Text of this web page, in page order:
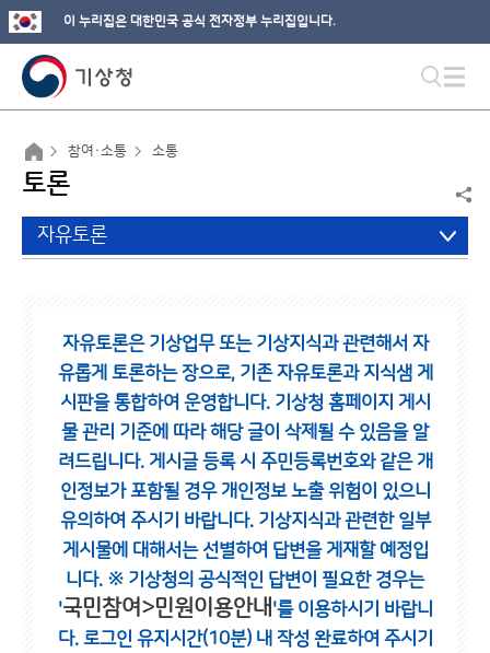
이 누리집은 대한민국 공식 전자정부 누리집입니다.
참여·소통 소통
토론
자유토론
자유토론은 기상업무 또는 기상지식과 관련해서 자
유롭게 토론하는 장으로, 기존 자유토론과 지식샘 게
시판을 통합하여 운영합니다. 기상청 홈페이지 게시
물 관리 기준에 따라 해당 글이 삭제될 수 있음을 알
려드립니다. 게시글 등록 시 주민등록번호와 같은 개
인정보가 포함될 경우 개인정보 노출 위험이 있으니
유의하여 주시기 바랍니다. 기상지식과 관련한 일부
게시물에 대해서는 선별하여 답변을 게재할 예정입
니다. ※ 기상청의 공식적인 답변이 필요한 경우는
'국민참여>민원이용안내 '를 이용하시기 바랍니
다. 로그인 유지시간(10분) 내 작성 완료하여 주시기